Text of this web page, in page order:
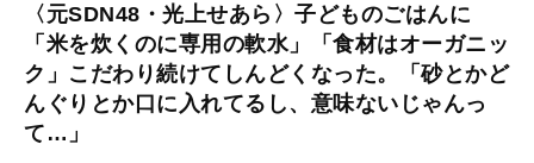
〈元SDN48・光上せあら〉子どものごはんに
「米を炊くのに専用の軟水」「食材はオーガニッ
ク」こだわり続けてしんどくなった。「砂とかど
んぐりとか口に入れてるし、意味ないじゃんっ
て…」